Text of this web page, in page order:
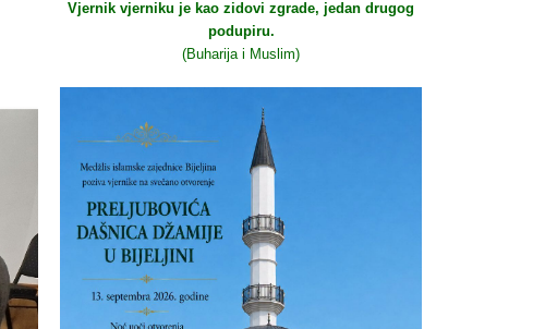
Vjernik vjerniku je kao zidovi zgrade, jedan drugog
podupiru.
(Buharija i Muslim)